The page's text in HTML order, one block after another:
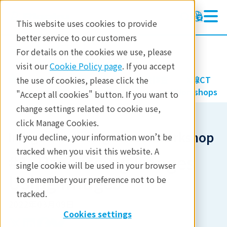
This website uses cookies to provide
better service to our customers
For details on the cookies we use, please
visit ourCookie Policy page. If you accept
the use of cookies, please click the
"Accept all cookies" button. If you want to
change settings related to cookie use,
click Manage Cookies.
If you decline, your information won’t be
tracked when you visit this website. A
single cookie will be used in your browser
to remember your preference not to be
tracked.
Cookies settings
マイクロCT
マイクロCT
ラーニング
製品
分析
産業分野
お問合せ
製品 イメージングと非破壊検査
X線CT
ラーニング
X-ray CT Webinars and Workshops
Image Processing Virtual Workshop
#1. Processing Images
Using ImageJ